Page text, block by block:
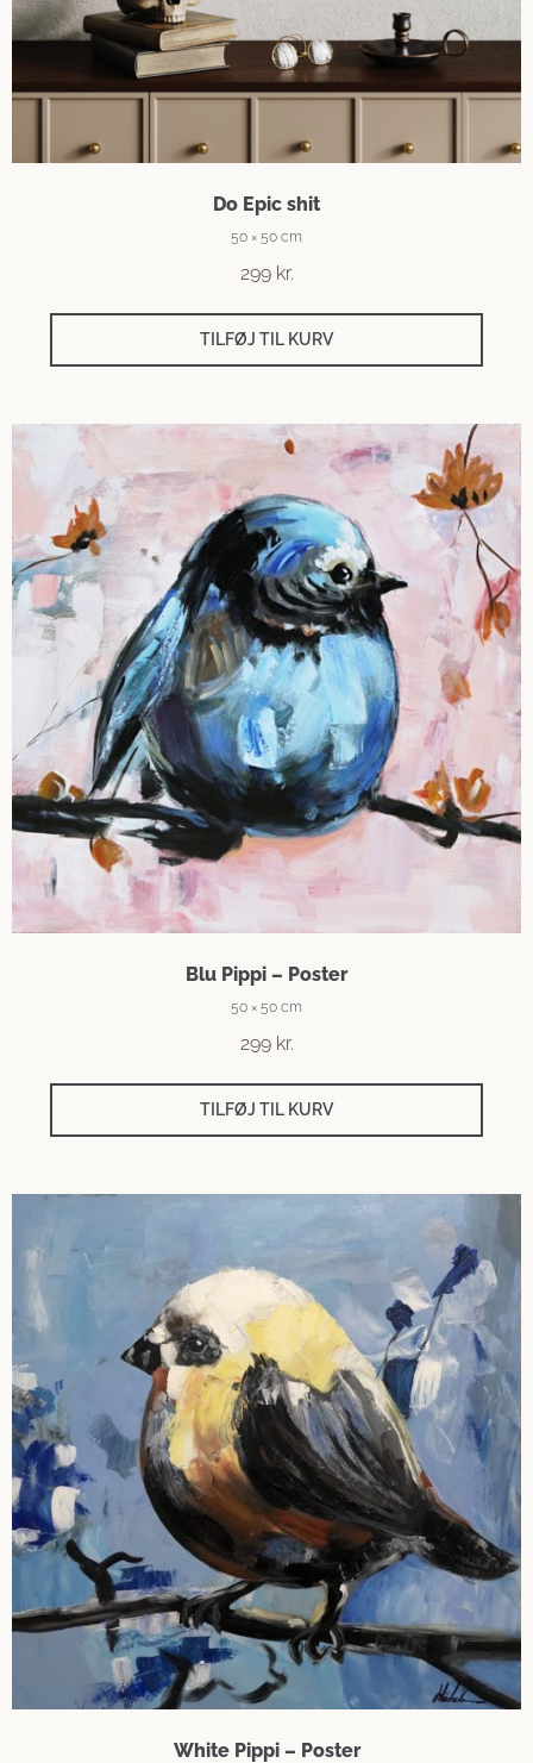
Do Epic shit
50 × 50 cm
299 kr.
TILFØJ TIL KURV
Blu Pippi – Poster
50 × 50 cm
299 kr.
TILFØJ TIL KURV
White Pippi – Poster